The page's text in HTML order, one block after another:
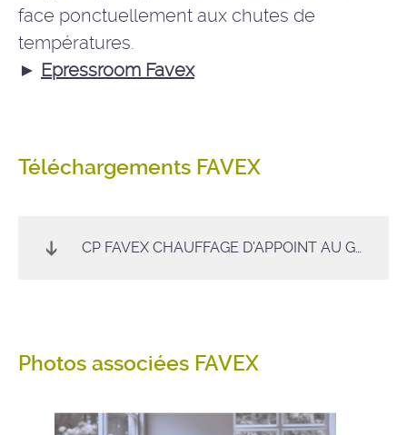
face ponctuellement aux chutes de
températures.
► Epressroom Favex
Téléchargements FAVEX
CP FAVEX CHAUFFAGE D'APPOINT AU GAZ
Photos associées FAVEX